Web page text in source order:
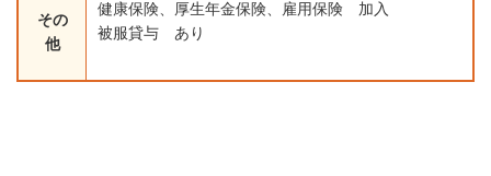
その
他
健康保険、厚生年金保険、雇用保険 加入
被服貸与 あり